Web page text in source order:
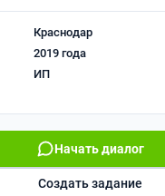
Краснодар
2019 года
ИП
Начать диалог
Создать задание